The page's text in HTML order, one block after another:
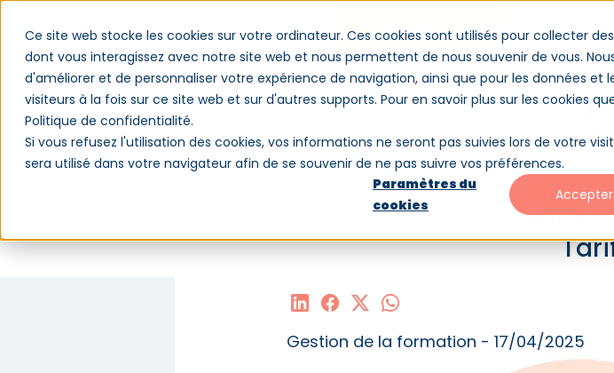
Ce site web stocke les cookies sur votre ordinateur. Ces cookies sont utilisés pour collecter
dont vous interagissez avec notre site web et nous permettent de nous souvenir de vous.
d'améliorer et de personnaliser votre expérience de navigation, ainsi que pour les données et
visiteurs à la fois sur ce site web et sur d'autres supports. Pour en savoir plus sur les cookies
Politique de confidentialité.
Si vous refusez l'utilisation des cookies, vos informations ne seront pas suivies lors de votre
sera utilisé dans votre navigateur afin de se souvenir de ne pas suivre vos préférences.
Paramètres du
cookies
Accepter
LogicielClientsBlogQui sommes-nous ?PartenairesTarifs
Qui
Le recyclage des
urgence stratégique ?
Gestion de la formation - 17/04/2025